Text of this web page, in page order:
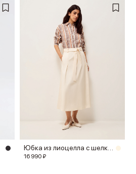
16 990 ₽